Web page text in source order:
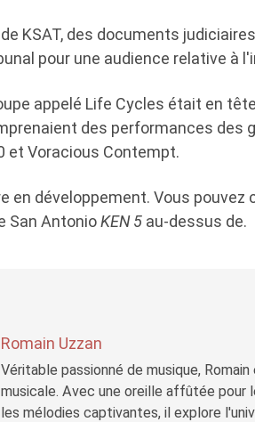
KSAT, des documents
pour une audience relative à
appelé Life Cycles était en
des performances des
et Voracious Contempt.
en développement. Vous
San AntonioKEN 5 au-dessus de.
Romain Uzzan
Véritable passionné de musique,
musicale. Avec une oreille affûtée pour
les mélodies captivantes, il explore